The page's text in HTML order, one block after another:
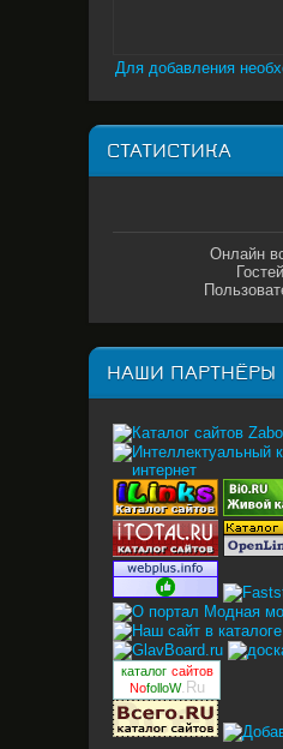
Для добавления
СТАТИСТИКА
Онлайн
НАШИ ПАРТНЁРЫ
каталог сайтов
NofolloW.Ru